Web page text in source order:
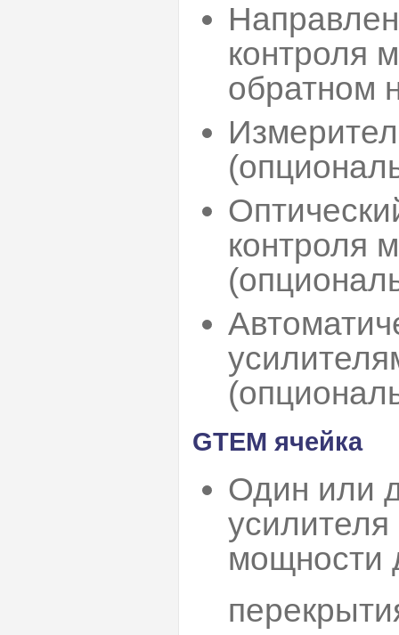
контроля
обратном
контроля
GТЕМ ячейка
Один или
усилителя
мощности